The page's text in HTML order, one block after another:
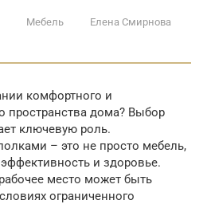
Мебель Елена Смирнова
комфортного и
пространства дома? Выбор
ключевую роль.
– это не просто мебель,
и здоровье.
место может быть
ограниченного